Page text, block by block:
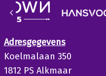
Adresgegevens
Koelmalaan 350
1812 PS Alkmaar